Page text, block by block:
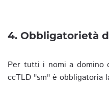
4. Obbligatorietà
Per tutti i nomi a domino
ccTLD "sm" è obbligatoria